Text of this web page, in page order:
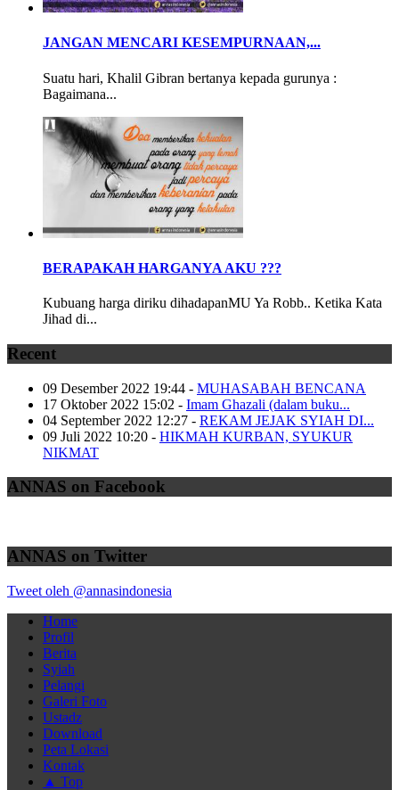
JANGAN MENCARI KESEMPURNAAN,...
Suatu hari, Khalil Gibran bertanya kepada gurunya :
Bagaimana...
BERAPAKAH HARGANYA AKU ???
Kubuang harga diriku dihadapanMU Ya Robb.. Ketika Kata
Jihad di...
Recent
09 Desember 2022 19:44 - MUHASABAH BENCANA
17 Oktober 2022 15:02 - Imam Ghazali (dalam buku...
04 September 2022 12:27 - REKAM JEJAK SYIAH DI...
09 Juli 2022 10:20 - HIKMAH KURBAN, SYUKUR
NIKMAT
ANNAS on Facebook
ANNAS on Twitter
Tweet oleh @annasindonesia
Home
Profil
Berita
Syiah
Pelangi
Galeri Foto
Ustadz
Download
Peta Lokasi
Kontak
▲ Top